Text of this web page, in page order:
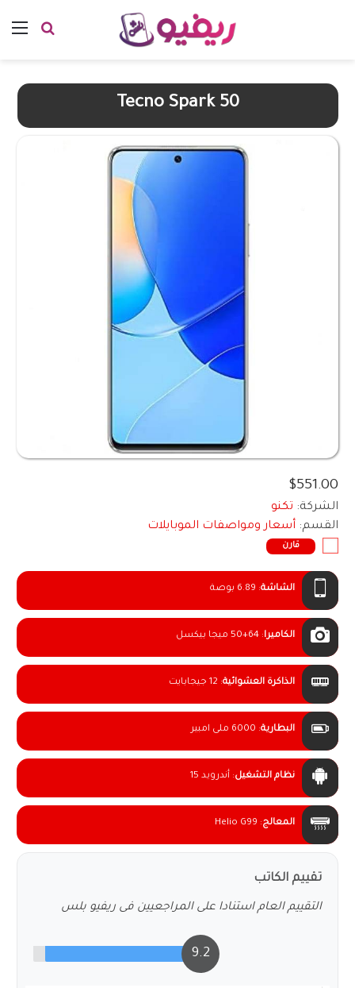
بحث
Tecno Spark 50
$551.00
الشركة: تكنو
القسم: أسعار ومواصفات الموبايلات
قارن
الشاشة: 6.89 بوصة
الكاميرا:50+64 ميجا بيكسل
الذاكرة العشوائية: 12 جيجابايت
البطارية: 6000 ملى امبير
نظام التشغيل: أندرويد 15
المعالج:
Helio G99
تقييم الكاتب
التقييم العام استنادا على المراجعيين فى ريفيو بلس
9.2